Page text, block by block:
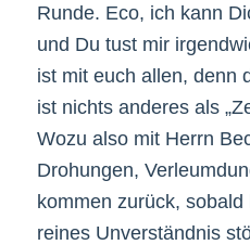
Runde. Eco, ich kann
und Du tust mir
ist mit euch allen, denn
ist nichts anderes als
Wozu also mit Herrn
Drohungen,
kommen zurück,
reines Unverständnis